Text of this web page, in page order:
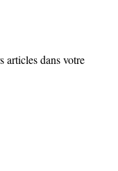
articles dans votre